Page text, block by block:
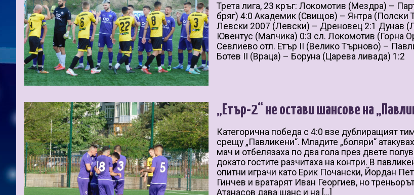
Трета лига, 23 кръг: Локомотив (Мездра) –
бряг) 4:0 Академик (Свищов) – Янтра (Полски
Левски 2007 (Левски) – Дреновец 2:1 Дунав
Ювентус (Малчика) 0:3 сл. Локомотив (Горна
Севлиево отл. Етър II (Велико Търново) –
Ботев II (Враца) – Боруна (Царева ливада) 1:2
„Етър-2“ не остави шансове на
Категорична победа с 4:0 взе дублиращият
срещу „Павликени“. Младите „боляри“
мач и отбелязаха по два гола през двете
докато гостите разчитаха на контри. В
опитни играчи като Ерик Почански, Йордан
Гинчев и вратарят Иван Георгиев, но
Атанасов дава шанс и на […]